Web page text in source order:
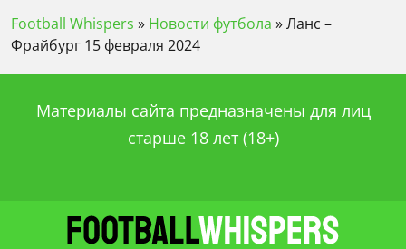
Football Whispers » Новости футбола »Ланс –
Фрайбург 15 февраля 2024
Материалы сайта предназначены для лиц
старше 18 лет (18+)